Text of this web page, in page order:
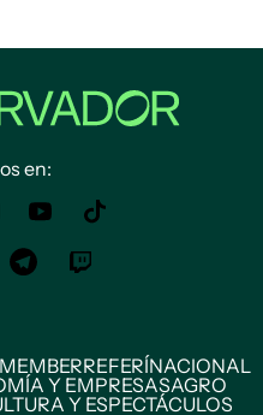
en:
REFERÍNACIONAL
Y EMPRESASAGRO
Y ESPECTÁCULOS